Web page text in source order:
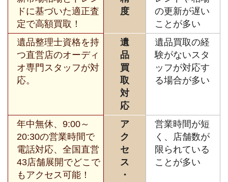
ドに基づいた適正査
定で高額買取！
度
の更新が遅い
ことが多い
遺品整理士資格を持
つ直営店のオーディ
オ専門スタッフが対
応。
遺
品
買
取
対
応
遺品買取の経
験がないスタ
ッフが対応す
る場合が多い
年中無休、9:00～
20:30の営業時間で
電話対応、全国直営
43店舗展開でどこで
もアクセス可能！
ア
ク
セ
ス
・
営業時間が短
く、店舗数が
限られている
ことが多い